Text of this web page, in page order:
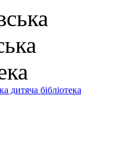
дитяча бібліотека